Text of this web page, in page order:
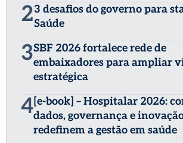
23 desafios do governo para
Saúde
3SBF 2026 fortalece rede de
embaixadores para ampliar
estratégica
4[e-book] – Hospitalar 2026:
dados, governança e
redefinem a gestão em saúde